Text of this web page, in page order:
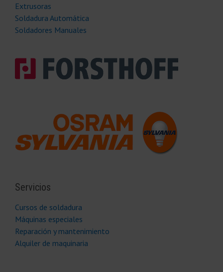
Extrusoras
Soldadura Automática
Soldadores Manuales
Servicios
Cursos de soldadura
Máquinas especiales
Reparación y mantenimiento
Alquiler de maquinaria